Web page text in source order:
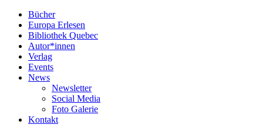
Bücher
Europa Erlesen
Bibliothek Quebec
Autor*innen
Verlag
Events
News
Newsletter
Social Media
Foto Galerie
Kontakt